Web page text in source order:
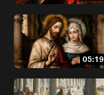
05:19